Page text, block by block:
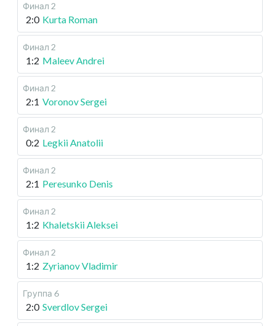
Финал 2
2:0 Kurta Roman
Финал 2
1:2 Maleev Andrei
Финал 2
2:1 Voronov Sergei
Финал 2
0:2 Legkii Anatolii
Финал 2
2:1 Peresunko Denis
Финал 2
1:2 Khaletskii Aleksei
Финал 2
1:2 Zyrianov Vladimir
Группа 6
2:0 Sverdlov Sergei